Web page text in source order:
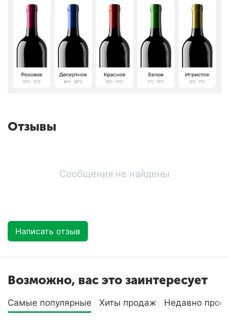
Отзывы
Сообщения не найдены
Написать отзыв
Возможно, вас это заинтересует
Самые популярные Хиты продаж Недавно